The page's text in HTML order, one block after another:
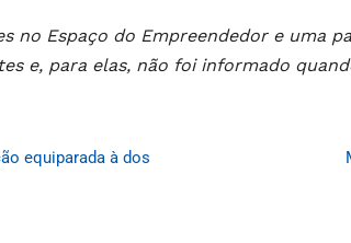
no Espaço do Empreendedor e uma
e, para elas, não foi informado
equiparada à dos